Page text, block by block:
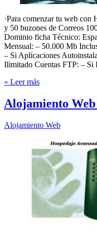
·Para comenzar tu web
y 50 buzones de Correos
Dominio ficha Técnico:
Mensual: – 50.000 Mb
– Si Aplicaciones
Ilimitado Cuentas FTP: –
» Leer más
Alojamiento Web
Alojamiento Web